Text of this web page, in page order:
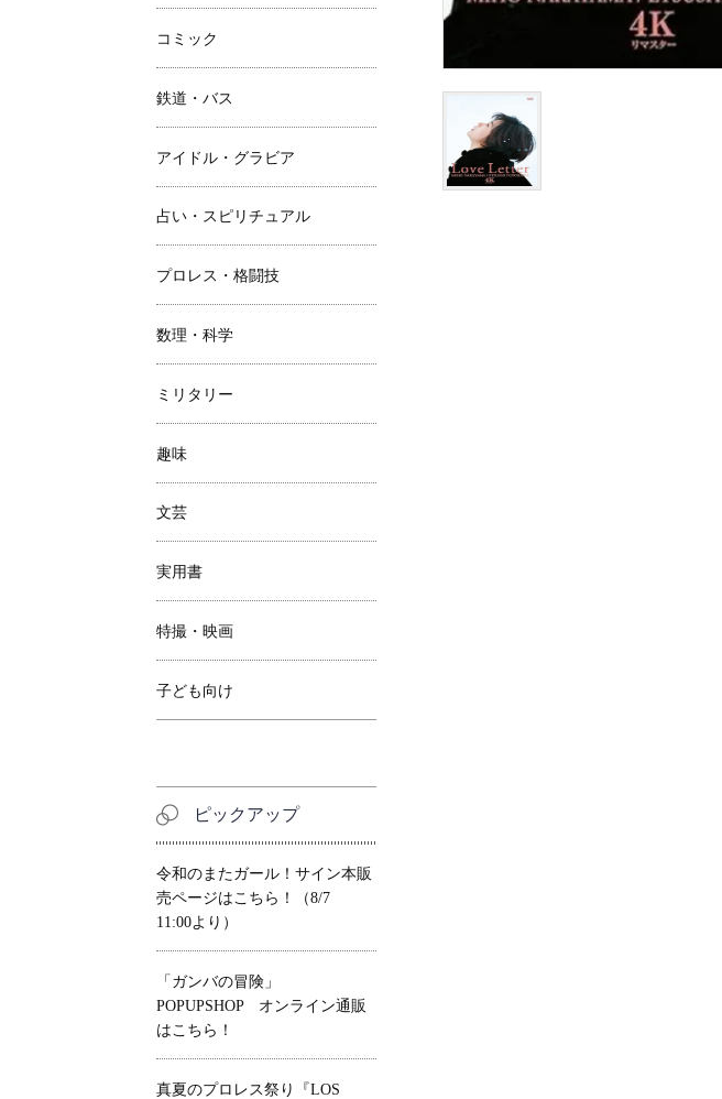
コミック
鉄道・バス
アイドル・グラビア
占い・スピリチュアル
プロレス・格闘技
数理・科学
ミリタリー
趣味
文芸
実用書
特撮・映画
子ども向け
ピックアップ
令和のまたガール！サイン本販
売ページはこちら！（8/7
11:00より）
「ガンバの冒険」
POPUPSHOP オンライン通販
はこちら！
真夏のプロレス祭り『LOS